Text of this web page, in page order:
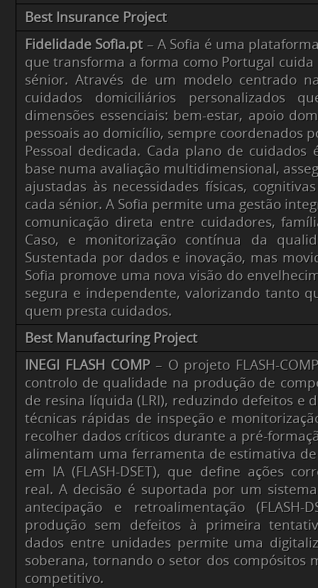
Best Insurance Project
Fidelidade Sofia.pt– A Sofia é uma
que transforma a forma como Portugal cuida
sénior. Através de um modelo centrado
cuidados domiciliários personalizados
dimensões essenciais: bem-estar, apoio
pessoais ao domicílio, sempre coordenados
Pessoal dedicada. Cada plano de cuidados
base numa avaliação multidimensional,
ajustadas às necessidades físicas,
cada sénior. A Sofia permite uma gestão
comunicação direta entre cuidadores,
Caso, e monitorização contínua da
Sustentada por dados e inovação, mas
Sofia promove uma nova visão do
segura e independente, valorizando tanto
quem presta cuidados.
Best Manufacturing Project
INEGI FLASH COMP– O projeto FLASH-
controlo de qualidade na produção de
de resina líquida (LRI), reduzindo defeitos e
técnicas rápidas de inspeção e
recolher dados críticos durante a pré-
alimentam uma ferramenta de estimativa
em IA (FLASH-DSET), que define ações
real. A decisão é suportada por um
antecipação e retroalimentação (FLASH-
produção sem defeitos à primeira
dados entre unidades permite uma
soberana, tornando o setor dos compósitos
competitivo.